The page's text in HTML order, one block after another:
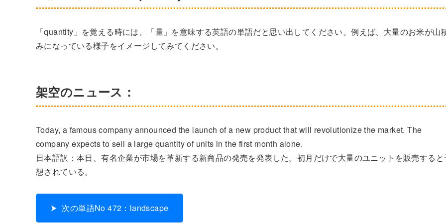
「quantity」を覚える時には、「量」を意味する英語の単語だと思い出してください。例えば、大量のお米が山
みになっている様子をイメージしてみてください。
架空のニュース：
Today, a famous company announced the launch of a new product that will revolutionize the market. The
company expects to sell a large quantity of units in the first month alone.
日本語訳：本日、有名企業が市場を革新する新商品の発売を発表した。初月だけで大量のユニットを販売する
想されている。
次の単語No 472：landscape